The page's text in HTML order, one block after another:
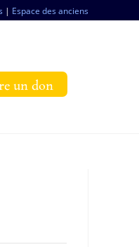
| Espace des anciens
un don